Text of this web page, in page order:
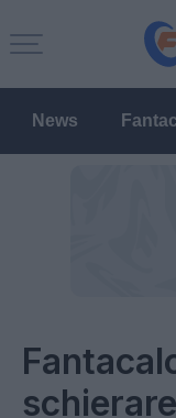
News